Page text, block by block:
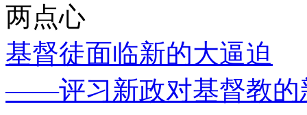
两点心
基督徒面临新的大逼迫
——评习新政对基督教的